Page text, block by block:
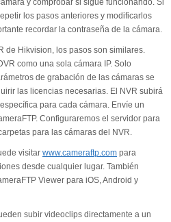
y comprobar si sigue funcionando. Si
los pasos anteriores y modificarlos
recordar la contraseña de la cámara.
de Hikvision, los pasos son similares.
como una sola cámara IP. Solo
de grabación de las cámaras se
las licencias necesarias. El NVR subirá
para cada cámara. Envíe un
Configuraremos el servidor para
para las cámaras del NVR.
visitar www.cameraftp.com para
desde cualquier lugar. También
Viewer para iOS, Android y
subir videoclips directamente a un